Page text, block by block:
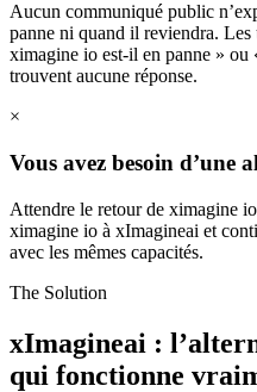
Aucun communiqué public
panne ni quand il reviendra.
ximagine io est-il en panne » ou
trouvent aucune réponse.
×
Vous avez besoin d’une
Attendre le retour de ximagine io
ximagine io à xImagineai et
avec les mêmes capacités.
The Solution
xImagineai :
qui fonctionne